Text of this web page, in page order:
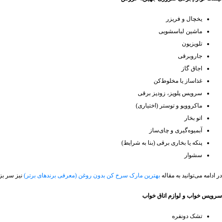
یخچال و فریزر
ماشین لباسشویی
تلویزیون
جاروبرقی
اجاق گاز
غذاساز یا مخلوط‌کن
سرویس پلوپز، زودپز برقی
ماکروویو و توستر (اختیاری)
اتو بخار
آبمیوه‌گیری و چای‌ساز
پنکه یا بخاری برقی (بنا به شرایط)
سشوار
در ادامه می‌توانید به مقاله بهترین مارک سرخ کن بدون روغن (معرفی برندهای برتر) نیز سر
سرویس خواب و لوازم اتاق خواب
تشک دونفره